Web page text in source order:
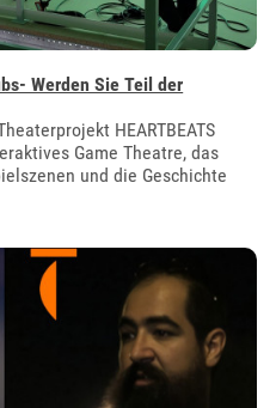
Werden Sie Teil der
HEARTBEATS
Game Theatre, das
und die Geschichte